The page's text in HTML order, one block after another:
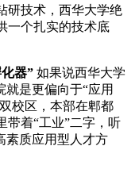
研技术，西华大学绝
一个扎实的技术底
器” 如果说西华大学
就是更偏向于“应用
校区，本部在郫都
带着“工业”二字，听
素质应用型人才方